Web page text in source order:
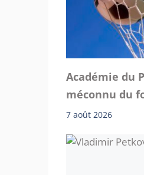
Académie du
méconnu du
7 août 2026